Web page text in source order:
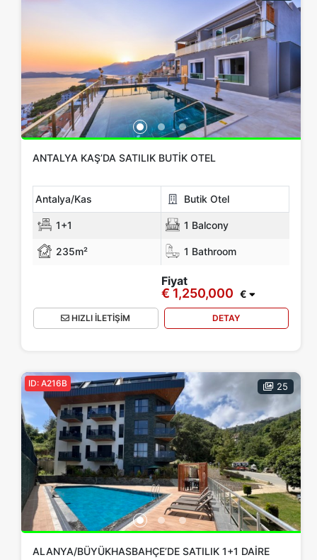
PVC Pencere Kamelya
Güvenlik kamerası
Daha Fazla Göster...
Etiketler
Yatırımlık Teklif Ver Lüks Yeni Bina Projelerimiz
Eşyalı Daire Sahile Sıfır
Apply
Close
ANTALYA KAŞ’DA SATILIK BUTIK OTEL
Antalya/Kas Butik Otel
1+1 1 Balcony
235m² 1 Bathroom
Fiyat
€ 1,250,000 €
HIZLI İLETİŞİM DETAY
25
ID: A216B
ALANYA/BÜYÜKHASBAHÇE’DE SATILIK 1+1 DAIRE